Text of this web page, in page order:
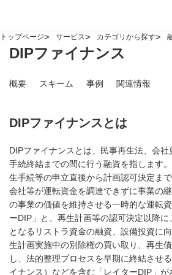
トップページ サービス カテゴリから探す
DIPファイナンス
概要 スキーム 事例 関連情報
DIPファイナンスとは
DIPファイナンスとは、民事再生法、会
手続終結までの間に行う融資を指します
生手続等の申立直後から計画認可決定ま
会社等が運転資金を調達できずに事業の
の事業の価値を維持させる一時的な運転
ーDIP」と、再生計画等の認可決定以降
となるリストラ資金の融資、設備投資に
生計画実施中の別除権の買い取り、再生
し、法的整理プロセスを早期に終結させ
イナンス）などを含む「レイターDIP」が